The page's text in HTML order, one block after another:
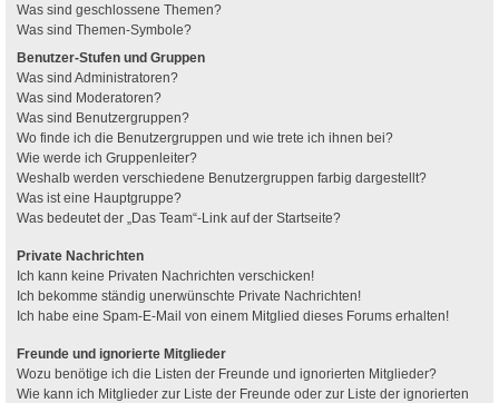
Was sind geschlossene Themen?
Was sind Themen-Symbole?
Benutzer-Stufen und Gruppen
Was sind Administratoren?
Was sind Moderatoren?
Was sind Benutzergruppen?
Wo finde ich die Benutzergruppen und wie trete ich ihnen bei?
Wie werde ich Gruppenleiter?
Weshalb werden verschiedene Benutzergruppen farbig dargestellt?
Was ist eine Hauptgruppe?
Was bedeutet der „Das Team“-Link auf der Startseite?
Private Nachrichten
Ich kann keine Privaten Nachrichten verschicken!
Ich bekomme ständig unerwünschte Private Nachrichten!
Ich habe eine Spam-E-Mail von einem Mitglied dieses Forums erhalten!
Freunde und ignorierte Mitglieder
Wozu benötige ich die Listen der Freunde und ignorierten Mitglieder?
Wie kann ich Mitglieder zur Liste der Freunde oder zur Liste der ignorierten